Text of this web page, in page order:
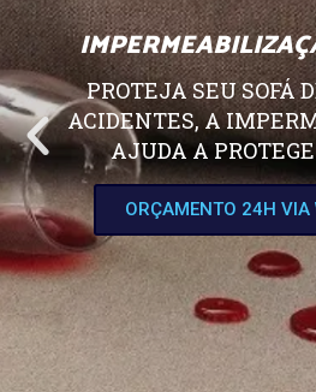
PROTEJA SEU SOFÁ
ACIDENTES, A
AJUDA A PROTEGE
ORÇAMENTO 24H VIA